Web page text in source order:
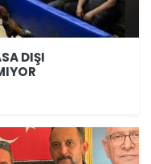
DIŞI